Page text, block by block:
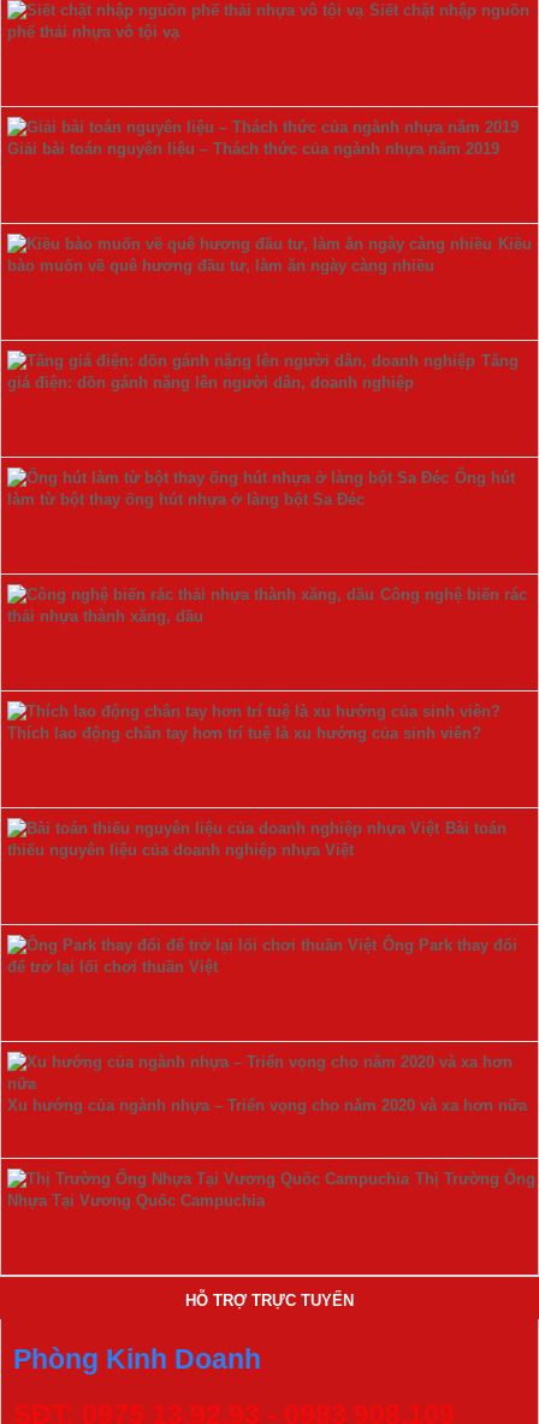
Siết chặt nhập nguồn
phế thải nhựa vô tội vạ
Giải bài toán nguyên liệu – Thách thức của ngành nhựa năm 2019
Kiều
bào muốn về quê hương đầu tư, làm ăn ngày càng nhiều
Tăng
giá điện: dồn gánh nặng lên người dân, doanh nghiệp
Ống hút
làm từ bột thay ống hút nhựa ở làng bột Sa Đéc
Công nghệ biến rác
thải nhựa thành xăng, dầu
Thích lao động chân tay hơn trí tuệ là xu hướng của sinh viên?
Bài toán
thiếu nguyên liệu của doanh nghiệp nhựa Việt
Ông Park thay đổi
để trở lại lối chơi thuần Việt
Xu hướng của ngành nhựa – Triển vọng cho năm 2020 và xa hơn nữa
Thị Trường Ống
Nhựa Tại Vương Quốc Campuchia
HỖ TRỢ TRỰC TUYẾN
Phòng Kinh Doanh
SĐT: 0975 13.92.93 - 0983 908.109